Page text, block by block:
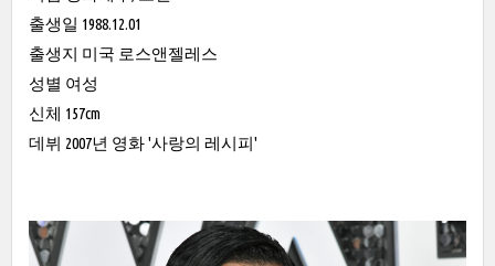
출생일 1988.12.01
출생지 미국 로스앤젤레스
성별 여성
신체 157cm
데뷔 2007년 영화 '사랑의 레시피'